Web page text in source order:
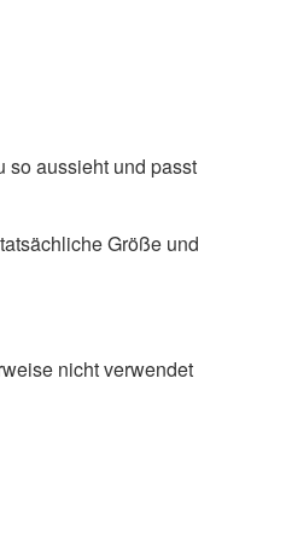
so aussieht und passt
Größe und
nicht verwendet